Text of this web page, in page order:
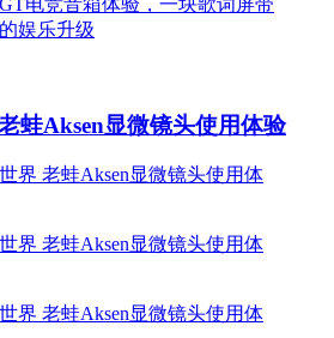
蛙Aksen显微镜头使用体验